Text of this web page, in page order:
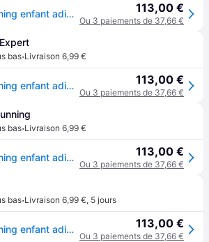
Chaussures de running enfant adidas Pureboost 23 - Vert 113,00 €
Ou 3 paiements de 37,66 €
bas·Livraison 6,99 €
Chaussures de running enfant adidas Pureboost 23 - Vert 113,00 €
Ou 3 paiements de 37,66 €
bas·Livraison 6,99 €
Chaussures de running enfant adidas Pureboost 23 - Vert 113,00 €
Ou 3 paiements de 37,66 €
bas·Livraison 6,99 €, 5 jours
Chaussures de running enfant adidas Pureboost 23 - Vert 113,00 €
Ou 3 paiements de 37,66 €